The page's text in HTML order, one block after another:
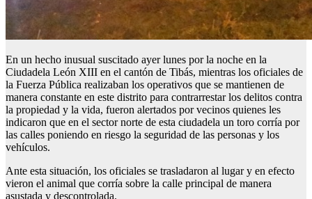
En un hecho inusual suscitado ayer lunes por la noche en la
Ciudadela León XIII en el cantón de Tibás, mientras los oficiales de
la Fuerza Pública realizaban los operativos que se mantienen de
manera constante en este distrito para contrarrestar los delitos contra
la propiedad y la vida, fueron alertados por vecinos quienes les
indicaron que en el sector norte de esta ciudadela un toro corría por
las calles poniendo en riesgo la seguridad de las personas y los
vehículos.
Ante esta situación, los oficiales se trasladaron al lugar y en efecto
vieron el animal que corría sobre la calle principal de manera
asustada y descontrolada.